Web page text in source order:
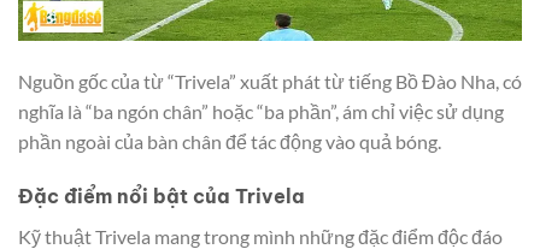
Nguồn gốc của từ “Trivela” xuất phát từ tiếng Bồ Đào Nha, có
nghĩa là “ba ngón chân” hoặc “ba phần”, ám chỉ việc sử dụng
phần ngoài của bàn chân để tác động vào quả bóng.
Đặc điểm nổi bật của Trivela
Kỹ thuật Trivela mang trong mình những đặc điểm độc đáo